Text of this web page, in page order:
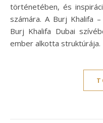
történetében, és
számára. A Burj Khalifa
Burj Khalifa Dubai
ember alkotta struktúrája.